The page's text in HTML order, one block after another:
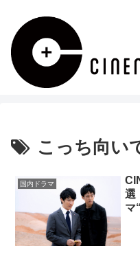
こっち向い
国内ドラマ
選
マ